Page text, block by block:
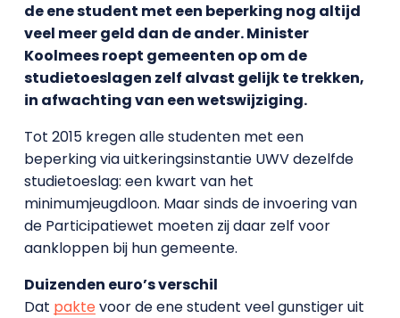
de ene student met een beperking nog altijd
veel meer geld dan de ander. Minister
Koolmees roept gemeenten op om de
studietoeslagen zelf alvast gelijk te trekken,
in afwachting van een wetswijziging.
Tot 2015 kregen alle studenten met een
beperking via uitkeringsinstantie UWV dezelfde
studietoeslag: een kwart van het
minimumjeugdloon. Maar sinds de invoering van
de Participatiewet moeten zij daar zelf voor
aankloppen bij hun gemeente.
Duizenden euro’s verschil
Dat paktevoor de ene student veel gunstiger uit